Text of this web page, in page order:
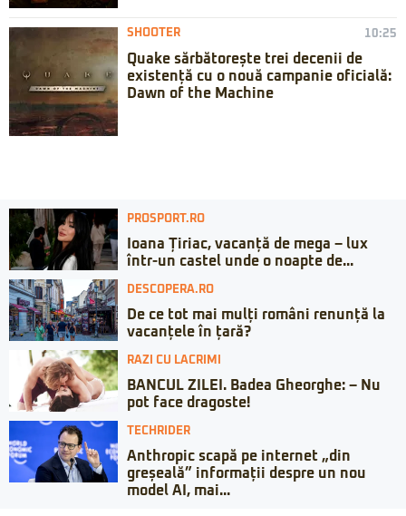
SHOOTER 10:25
Quake sărbătorește trei decenii de
existență cu o nouă campanie oficială:
Dawn of the Machine
PROSPORT.RO
Ioana Țiriac, vacanță de mega – lux
într-un castel unde o noapte de...
DESCOPERA.RO
De ce tot mai mulți români renunță la
vacanțele în țară?
RAZI CU LACRIMI
BANCUL ZILEI. Badea Gheorghe: – Nu
pot face dragoste!
TECHRIDER
Anthropic scapă pe internet „din
greșeală” informații despre un nou
model AI, mai...